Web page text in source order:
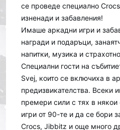
се проведе специално
изненади и забавления!
Имаше аркадни игри и
награди и подаръци, з
напитки, музика и
Специални гости на
Svej, които се включиха в
предизвикателства. Всеки
премери сили с тях в
игри от 90-те и да се бори
Crocs, Jibbitz и още много